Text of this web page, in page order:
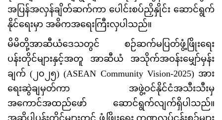
အပြန်အလှန်ချိတ်ဆက်ကာ ပေါင်းစပ်ညှိနှိုင်း ဆောင်ရွက်
နိုင်ရေးမှာ အဓိကအရေးကြီးလှပါသည်။
မိမိတို့အာဆီယံဒေသတွင် စဉ်ဆက်မပြတ်ဖွံ့ဖြိုးရေး
ပန်းတိုင်များနှင့်အတူ အာဆီယံ အသိုက်အဝန်းမျှော်မှန်း
ချက် (၂၀၂၅) (ASEAN Community Vision-2025) အား
ရေးဆွဲချမှတ်ကာ အဖွဲ့ဝင်နိုင်ငံအသီးသီးမှ
အကောင်အထည်ဖော် ဆောင်ရွက်လျက်ရှိပါသည်။
အဆိုပါပန်းတိုင်များတွင် ဖွံ့ဖြိုးရေး ကဏ္ဍလုပ်ငန်းစဉ်များ